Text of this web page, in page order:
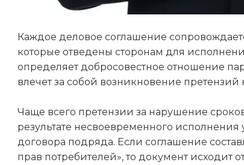
Каждое деловое соглашение
которые отведены сторонам для
определяет добросовестное отношение
влечет за собой возникновение претензий
Чаще всего претензии за нарушение
результате несвоевременного
договора подряда. Если соглашение
прав потребителей», то документ исходит